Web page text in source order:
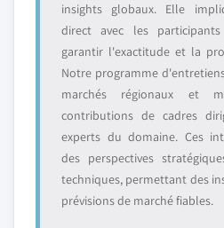
insights globaux. Elle
direct avec les
garantir l'exactitude et la
Notre programme
marchés régionaux et
contributions de cadres
experts du domaine. Ces
des perspectives
techniques, permettant des
prévisions de marché fiables.